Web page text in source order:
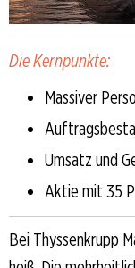
Die Kernpunkte:
Massiver
Umsatz und
Aktie mit 35
Bei Thyssenkrupp